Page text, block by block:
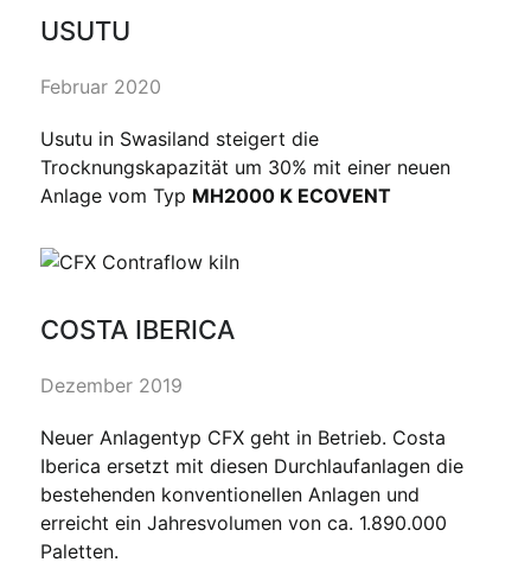
USUTU
Februar 2020
Usutu in Swasiland steigert die
Trocknungskapazität um 30% mit einer neuen
Anlage vom Typ MH2000 K ECOVENT
COSTA IBERICA
Dezember 2019
Neuer Anlagentyp CFX geht in Betrieb. Costa
Iberica ersetzt mit diesen Durchlaufanlagen die
bestehenden konventionellen Anlagen und
erreicht ein Jahresvolumen von ca. 1.890.000
Paletten.